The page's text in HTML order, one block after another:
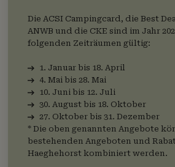
Die ACSI Campingcard, die Best
ANWB und die CKE sind im Jahr
folgenden Zeiträumen gültig:
1. Januar bis 18. April
4. Mai bis 28. Mai
10. Juni bis 12. Juli
30. August bis 18. Oktober
27. Oktober bis 31. Dezember
* Die oben genannten Angebote
bestehenden Angeboten und
Haeghehorst kombiniert werden.